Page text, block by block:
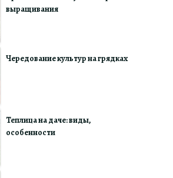
выращивания
Чередование культур на грядках
Теплица на даче: виды,
особенности